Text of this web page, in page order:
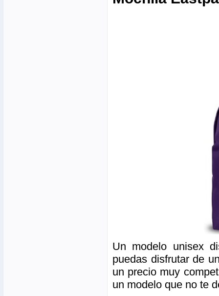
Un modelo unisex
puedas disfrutar de
un precio muy
un modelo que no te